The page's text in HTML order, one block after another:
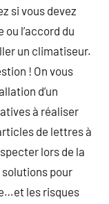
si vous devez
l’accord du
un climatiseur.
! On vous
d’un
à réaliser
de lettres à
lors de la
solutions pour
les risques